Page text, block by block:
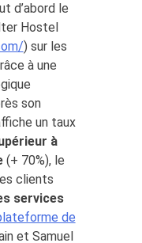
d’abord le
Hostel
) sur les
à une
son
un taux
à
(+ 70%), le
clients
services
de
et Samuel